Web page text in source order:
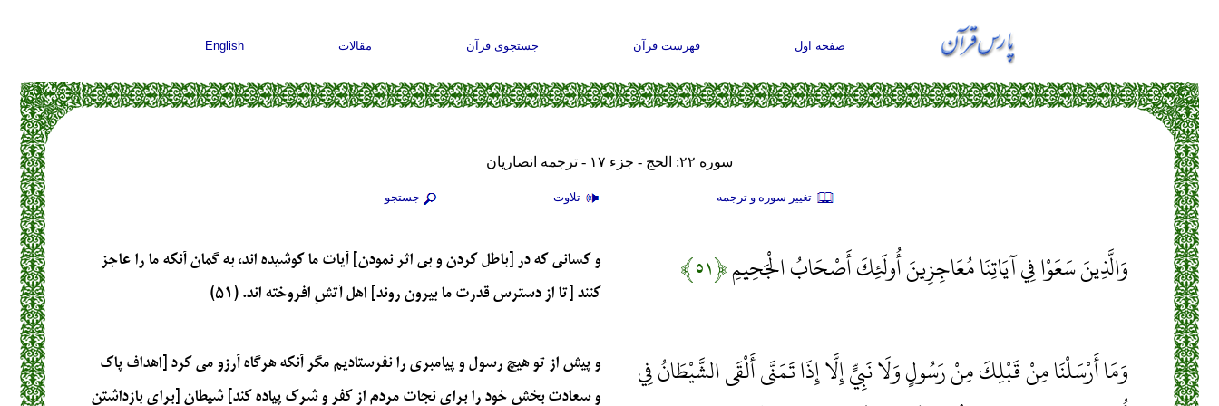
صفحه اول فهرست قرآن جستجوی قرآن مقالات English
سوره ۲۲: الحج - جزء ۱۷ - ترجمه انصاریان
تغيير سوره و ترجمه تلاوت جستجو
وَالَّذِينَ سَعَوْا فِي آيَاتِنَا مُعَاجِزِينَ أُولَئِكَ أَصْحَابُ الْجَحِيمِ﴿۵۱﴾
و کسانی که در [باطل کردن و بی اثر نمودن] آیات ما کوشیده اند، به گمان آنکه ما را عاجز
کنند [تا از دسترس قدرت ما بیرون روند] اهل آتشِ افروخته اند. (۵۱)
وَمَا أَرْسَلْنَا مِنْ قَبْلِكَ مِنْ رَسُولٍ وَلَا نَبِيٍّ إِلَّا إِذَا تَمَنَّى أَلْقَى الشَّيْطَانُ فِي
و پیش از تو هیچ رسول و پیامبری را نفرستادیم مگر آنکه هرگاه آرزو می کرد [اهداف پاک
و سعادت بخش خود را برای نجات مردم از کفر و شرک پیاده کند] شیطان [برای بازداشتن